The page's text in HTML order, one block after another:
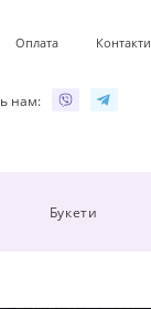
Оплата Контакти
нам:
Букети